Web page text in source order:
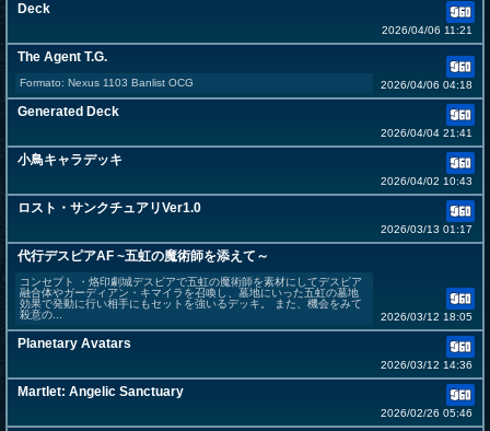
Deck
2026/04/06 11:21
The Agent T.G.
Formato: Nexus 1103 Banlist OCG 2026/04/06 04:18
Generated Deck
2026/04/04 21:41
小鳥キャラデッキ
2026/04/02 10:43
ロスト・サンクチュアリVer1.0
2026/03/13 01:17
代行デスピアAF ~五虹の魔術師を添えて～
コンセプト ・烙印劇城デスピアで五虹の魔術師を素材にしてデスピア
融合体やガーディアン・キマイラを召喚し、墓地にいった五虹の墓地
効果で発動に行い相手にもセットを強いるデッキ。 また、機会をみて
殺意の...
2026/03/12 18:05
Planetary Avatars
2026/03/12 14:36
Martlet: Angelic Sanctuary
2026/02/26 05:46